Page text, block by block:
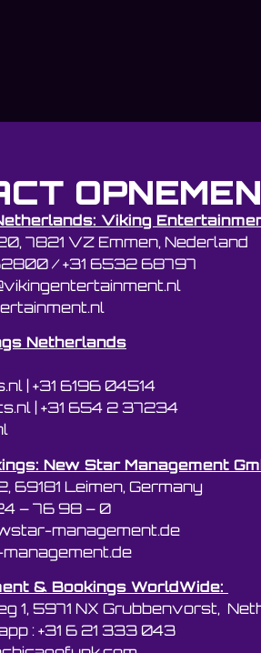
OPNEMEN
Viking
7821 VZ Emmen, Nederland
/ +31 6532 68797
Netherlands
‭+31 6196 04514‬
‭‭+31 654 2 37234
New Star Management
69181 Leimen, Germany
– 76 98 – 0
management.de
& Bookings WorldWide:
1, 5971 NX Grubbenvorst,
: +31 6 21 333 043